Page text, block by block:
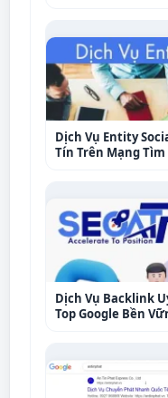
Dịch Vụ Entity
Tín Trên Mạng Tìm
Dịch Vụ Backlink
Top Google Bền